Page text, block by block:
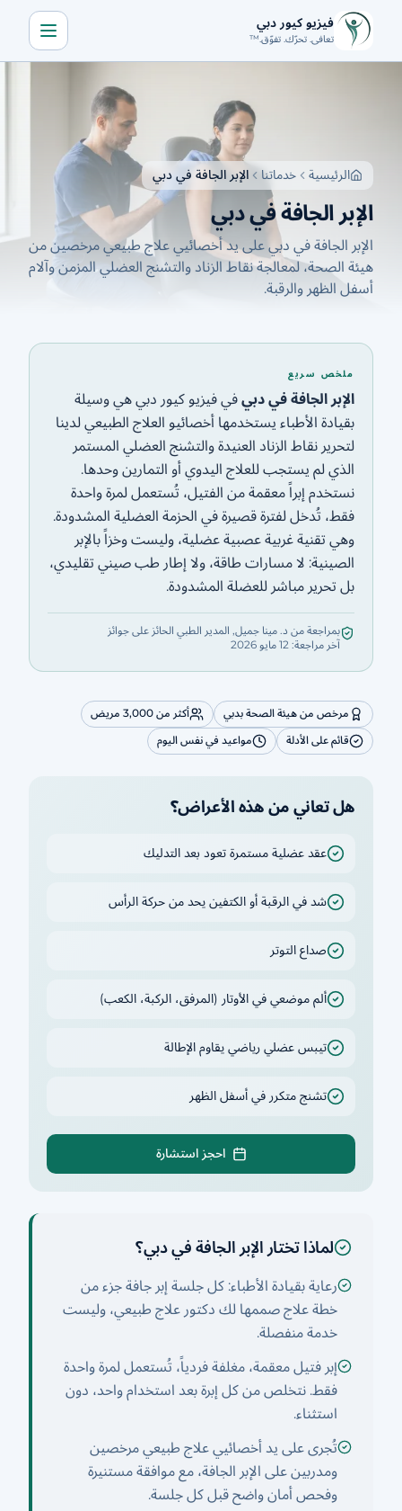
فيزيو كيور دبي
تعافى. تحرّك. تفوّق.™
من نحن
المدونة
تواصل معنا
حمّل التطبيق
🇦🇪
اتصل الآن احصل على الاتجاهات
الرئيسية خدماتنا الإبر الجافة في دبي
الإبر الجافة في دبي
الإبر الجافة في دبي على يد أخصائيي علاج طبيعي مرخصين من
هيئة الصحة، لمعالجة نقاط الزناد والتشنج العضلي المزمن وآلام
أسفل الظهر والرقبة.
ملخص سريع
الإبر الجافة في دبيفي فيزيو كيور دبي هي وسيلة
بقيادة الأطباء يستخدمها أخصائيو العلاج الطبيعي لدينا
لتحرير نقاط الزناد العنيدة والتشنج العضلي المستمر
الذي لم يستجب للعلاج اليدوي أو التمارين وحدها.
نستخدم إبراً معقمة من الفتيل، تُستعمل لمرة واحدة
فقط، تُدخل لفترة قصيرة في الحزمة العضلية المشدودة.
وهي تقنية غربية عصبية عضلية، وليست وخزاً بالإبر
الصينية: لا مسارات طاقة، ولا إطار طب صيني تقليدي،
بل تحرير مباشر للعضلة المشدودة.
بمراجعة من د. مينا جميل, المدير الطبي الحائز على جوائز
آخر مراجعة: 12 مايو 2026
مرخص من هيئة الصحة بدبي
أكثر من 3,000 مريض
قائم على الأدلة
مواعيد في نفس اليوم
هل تعاني من هذه الأعراض؟
عقد عضلية مستمرة تعود بعد التدليك
شد في الرقبة أو الكتفين يحد من حركة الرأس
صداع التوتر
ألم موضعي في الأوتار (المرفق، الركبة، الكعب)
تيبس عضلي رياضي يقاوم الإطالة
تشنج متكرر في أسفل الظهر
احجز استشارة
لماذا تختار الإبر الجافة في دبي؟
رعاية بقيادة الأطباء: كل جلسة إبر جافة جزء من
خطة علاج صممها لك دكتور علاج طبيعي، وليست
خدمة منفصلة.
إبر فتيل معقمة، مغلفة فردياً، تُستعمل لمرة واحدة
فقط. نتخلص من كل إبرة بعد استخدام واحد، دون
استثناء.
تُجرى على يد أخصائيي علاج طبيعي مرخصين
ومدربين على الإبر الجافة، مع موافقة مستنيرة
وفحص أمان واضح قبل كل جلسة.